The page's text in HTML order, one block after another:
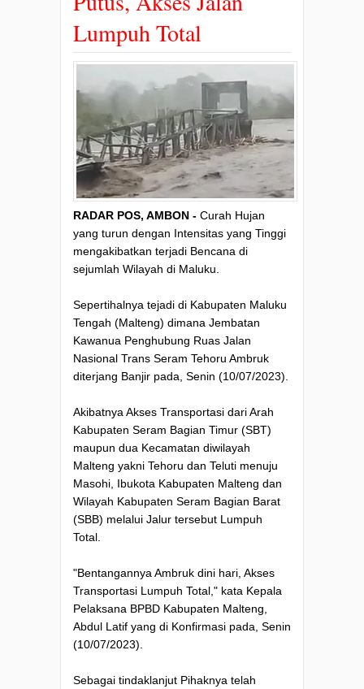
Lumpuh Total
RADAR POS, AMBON - Curah Hujan
yang turun dengan Intensitas yang Tinggi
mengakibatkan terjadi Bencana di
sejumlah Wilayah di Maluku.
Sepertihalnya tejadi di Kabupaten Maluku
Tengah (Malteng) dimana Jembatan
Kawanua Penghubung Ruas Jalan
Nasional Trans Seram Tehoru Ambruk
diterjang Banjir pada, Senin (10/07/2023).
Akibatnya Akses Transportasi dari Arah
Kabupaten Seram Bagian Timur (SBT)
maupun dua Kecamatan diwilayah
Malteng yakni Tehoru dan Teluti menuju
Masohi, Ibukota Kabupaten Malteng dan
Wilayah Kabupaten Seram Bagian Barat
(SBB) melalui Jalur tersebut Lumpuh
Total.
"Bentangannya Ambruk dini hari, Akses
Transportasi Lumpuh Total," kata Kepala
Pelaksana BPBD Kabupaten Malteng,
Abdul Latif yang di Konfirmasi pada, Senin
(10/07/2023).
Sebagai tindaklanjut Pihaknya telah